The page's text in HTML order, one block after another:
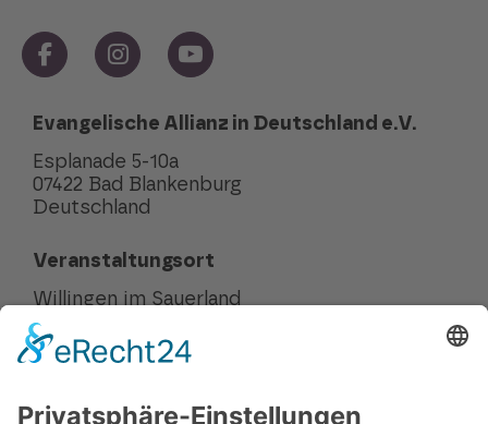
Evangelische Allianz in Deutschland e.V.
Esplanade 5-10a
07422 Bad Blankenburg
Deutschland
Veranstaltungsort
Willingen im Sauerland
Kontakt
Mitarbeit bei SPRING